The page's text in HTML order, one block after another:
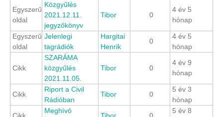
Egyszerű
oldal
Közgyűlés
2021.12.11.
jegyzőkönyv
Tibor 0
4 év 5
hónap
Egyszerű
oldal
Jelenlegi
tagrádiók
Hargitai
Henrik
0
4 év 5
hónap
Cikk
SZARÁMA
közgyűlés
2021.11.05.
Tibor 0
4 év 9
hónap
Cikk
Riport a Civil
Rádióban
Tibor 0
5 év 3
hónap
Meghívó
5 év 8